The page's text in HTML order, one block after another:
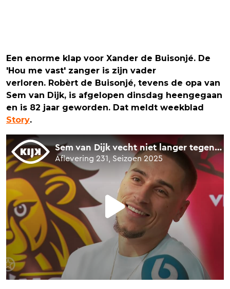
Een enorme klap voor Xander de Buisonjé. De
'Hou me vast' zanger is zijn vader
verloren. Robèrt de Buisonjé, tevens de opa van
Sem van Dijk, is afgelopen dinsdag heengegaan
en is 82 jaar geworden. Dat meldt weekblad
Story.